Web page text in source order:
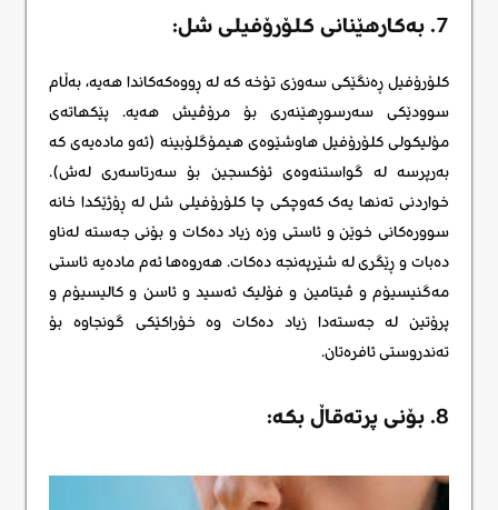
7. بەکارهێنانی کلۆرۆفیلی شل:
کلۆرۆفیل ڕەنگێکی سەوزی تۆخە کە لە ڕووەکەکاندا هەیە، بەڵام
سوودێکی سەرسوڕهێنەری بۆ مرۆڤیش هەیە. پێکهاتەی
مۆلیکولی کلۆرۆفیل هاوشێوەی هیمۆگلۆبینە (ئەو مادەیەی کە
بەرپرسە لە گواستنەوەی ئۆکسجین بۆ سەرتاسەری لەش).
خواردنی تەنها یەک کەوچکی چا کلۆرۆفیلی شل لە ڕۆژێکدا خانە
سوورەکانی خوێن و ئاستی وزە زیاد دەکات و بۆنی جەستە لەناو
دەبات و ڕێگری لە شێرپەنجە دەکات. هەروەها ئەم مادەیە ئاستی
مەگنیسیۆم و ڤیتامین و فۆلیک ئەسید و ئاسن و کالیسیۆم و
پرۆتین لە جەستەدا زیاد دەکات وە خۆراکێکی گونجاوە بۆ
تەندروستی ئافرەتان.
8. بۆنی پرتەقاڵ بکە: